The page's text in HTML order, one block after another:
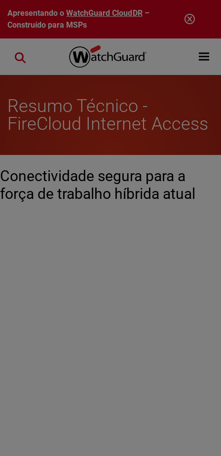
Pular para o conteúdo principal
Apresentando oWatchGuard CloudDR–
Construído para MSPs
Open
Close search
Resumo Técnico -
FireCloud Internet Access
Conectividade segura para a
força de trabalho híbrida atual